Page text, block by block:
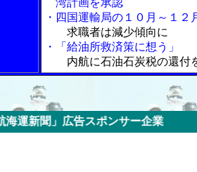
湾計画を承認
・四国運輸局の１０月～１
求職者は減少傾向に
・「給油所救済策に想う」
内航に石油石炭税の還付
ポンサー企業